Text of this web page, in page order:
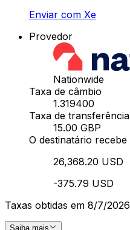
Enviar com Xe
Provedor
Nationwide
Taxa de câmbio
1.319400
Taxa de transferência
15.00 GBP
O destinatário recebe
26,368.20 USD
-375.79 USD
Taxas obtidas em 8/7/2026
Saiba mais